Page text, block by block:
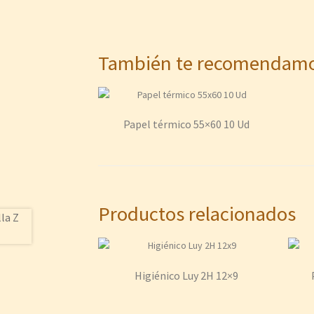
También te
Papel térmico 55×60 10 Ud
Productos relacionados
Higiénico Luy 2H 12×9